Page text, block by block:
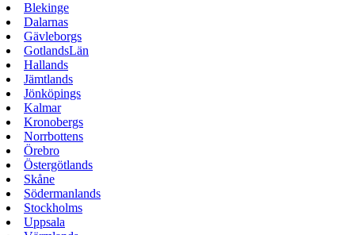
Blekinge
Dalarnas
Gävleborgs
GotlandsLän
Hallands
Jämtlands
Jönköpings
Kalmar
Kronobergs
Norrbottens
Örebro
Östergötlands
Skåne
Södermanlands
Stockholms
Uppsala